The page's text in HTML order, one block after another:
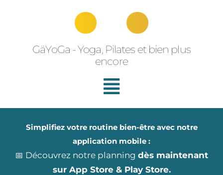
GäYoGa - Yoga, Pilates et bien plus
encore
Simplifiez votre routine bien-être avec notre
application mobile :
📅 Découvrez notre planning dès maintenant
sur App Store & Play Store.